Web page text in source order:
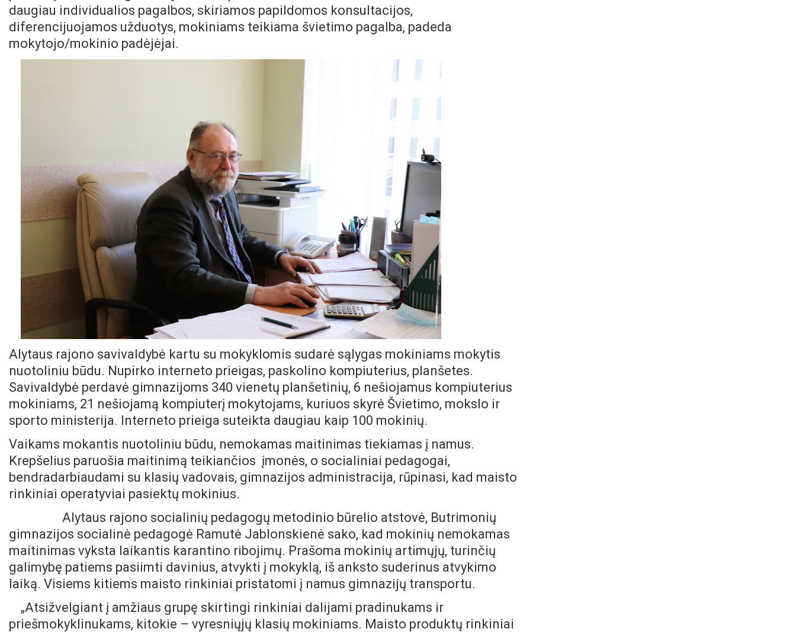
daugiau individualios pagalbos, skiriamos papildomos konsultacijos,
diferencijuojamos užduotys, mokiniams teikiama švietimo pagalba, padeda
mokytojo/mokinio padėjėjai.
Alytaus rajono savivaldybė kartu su mokyklomis sudarė sąlygas mokiniams mokytis
nuotoliniu būdu. Nupirko interneto prieigas, paskolino kompiuterius, planšetes.
Savivaldybė perdavė gimnazijoms 340 vienetų planšetinių, 6 nešiojamus kompiuterius
mokiniams, 21 nešiojamą kompiuterį mokytojams, kuriuos skyrė Švietimo, mokslo ir
sporto ministerija. Interneto prieiga suteikta daugiau kaip 100 mokinių.
Vaikams mokantis nuotoliniu būdu, nemokamas maitinimas tiekiamas į namus.
Krepšelius paruošia maitinimą teikiančios įmonės, o socialiniai pedagogai,
bendradarbiaudami su klasių vadovais, gimnazijos administracija, rūpinasi, kad maisto
rinkiniai operatyviai pasiektų mokinius.
Alytaus rajono socialinių pedagogų metodinio būrelio atstovė, Butrimonių
gimnazijos socialinė pedagogė Ramutė Jablonskienė sako, kad mokinių nemokamas
maitinimas vyksta laikantis karantino ribojimų. Prašoma mokinių artimųjų, turinčių
galimybę patiems pasiimti davinius, atvykti į mokyklą, iš anksto suderinus atvykimo
laiką. Visiems kitiems maisto rinkiniai pristatomi į namus gimnazijų transportu.
„Atsižvelgiant į amžiaus grupę skirtingi rinkiniai dalijami pradinukams ir
priešmokyklinukams, kitokie – vyresniųjų klasių mokiniams. Maisto produktų rinkiniai